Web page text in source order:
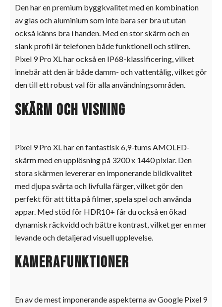
Den har en premium byggkvalitet med en kombination
av glas och aluminium som inte bara ser bra ut utan
också känns bra i handen. Med en stor skärm och en
slank profil är telefonen både funktionell och stilren.
Pixel 9 Pro XL har också en IP68-klassificering, vilket
innebär att den är både damm- och vattentålig, vilket gör
den till ett robust val för alla användningsområden.
Skärm och visning
Pixel 9 Pro XL har en fantastisk 6,9-tums AMOLED-
skärm med en upplösning på 3200 x 1440 pixlar. Den
stora skärmen levererar en imponerande bildkvalitet
med djupa svärta och livfulla färger, vilket gör den
perfekt för att titta på filmer, spela spel och använda
appar. Med stöd för HDR10+ får du också en ökad
dynamisk räckvidd och bättre kontrast, vilket ger en mer
levande och detaljerad visuell upplevelse.
Kamerafunktioner
En av de mest imponerande aspekterna av Google Pixel 9